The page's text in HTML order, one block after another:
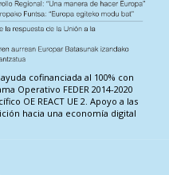
cofinanciada al 100% con
Operativo FEDER 2014-2020
OE REACT UE 2. Apoyo a las
hacia una economía digital